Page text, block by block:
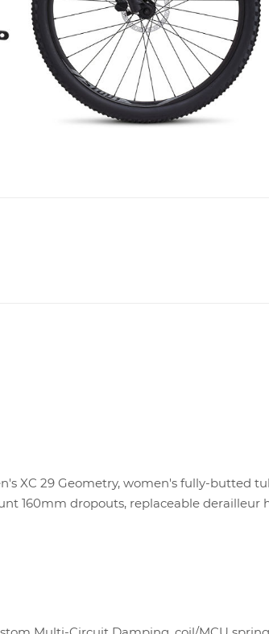
XC 29 Geometry, women's fully-butted
160mm dropouts, replaceable derailleur